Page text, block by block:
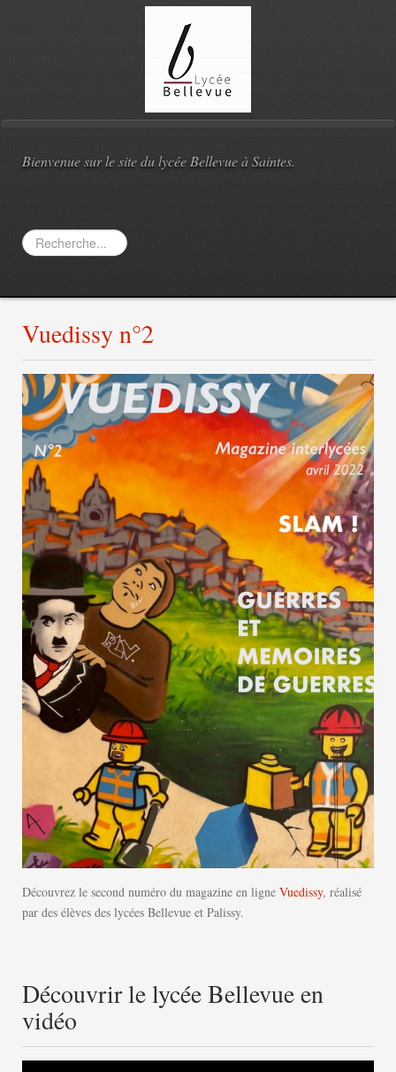
Bienvenue sur le site du lycée Bellevue à Saintes.
Rechercher
Vuedissy n°2
Découvrez le second numéro du magazine en ligne Vuedissy, réalisé
par des élèves des lycées Bellevue et Palissy.
Découvrir le lycée Bellevue en
vidéo